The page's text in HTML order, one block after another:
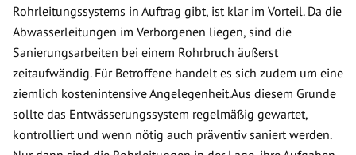
Rohrleitungssystems in Auftrag gibt, ist klar im Vorteil. Da die
Abwasserleitungen im Verborgenen liegen, sind die
Sanierungsarbeiten bei einem Rohrbruch äußerst
zeitaufwändig. Für Betroffene handelt es sich zudem um eine
ziemlich kostenintensive Angelegenheit.Aus diesem Grunde
sollte das Entwässerungssystem regelmäßig gewartet,
kontrolliert und wenn nötig auch präventiv saniert werden.